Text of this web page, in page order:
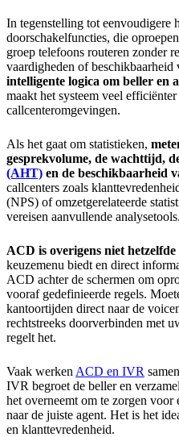
In tegenstelling tot eenvoudigere
doorschakelfuncties, die
groep telefoons routeren zonder
vaardigheden of beschikbaarheid
intelligente logica om beller en
maakt het systeem veel
callcenteromgevingen.
Als het gaat om statistieken,
gesprekvolume, de wachttijd,
(AHT) en de beschikbaarheid
callcenters zoals
(NPS) of omzetgerelateerde
vereisen aanvullende analysetools.
ACD is overigens niet
keuzemenu biedt en direct
ACD achter de schermen om
vooraf gedefinieerde regels.
kantoortijden direct naar de
rechtstreeks doorverbinden met
regelt het.
Vaak werken ACD en IVR
IVR begroet de beller en
het overneemt om te zorgen voor
naar de juiste agent. Het is het
en klanttevredenheid.